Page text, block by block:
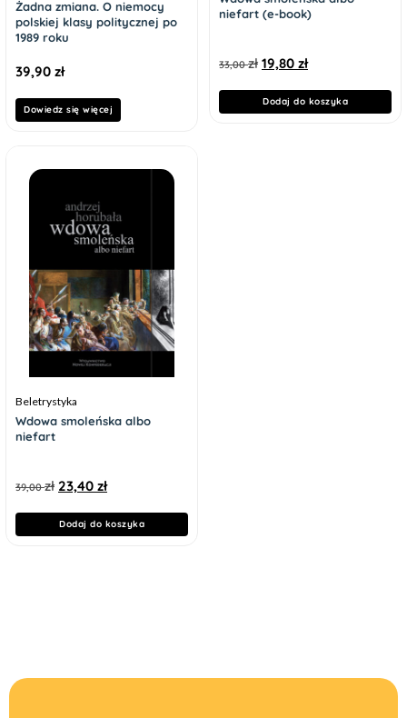
Żadna zmiana. O niemocy
polskiej klasy politycznej po
1989 roku
39,90 zł
Dowiedz się więcej
niefart (e-book)
33,00zł 19,80 zł
Dodaj do koszyka
Beletrystyka
Wdowa smoleńska albo
niefart
39,00zł 23,40 zł
Dodaj do koszyka